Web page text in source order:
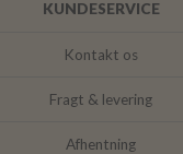
KUNDESERVICE
Kontakt os
Fragt & levering
Afhentning